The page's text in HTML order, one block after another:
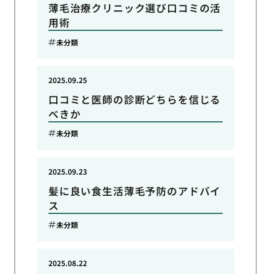
薄毛治療クリニック選び口コミの活
用術
未分類
口コミと医師の診断どちらを信じる
べきか
2025.09.25
未分類
髪に良い食生活薄毛予防のアドバイ
ス
2025.09.23
未分類
2025.08.22